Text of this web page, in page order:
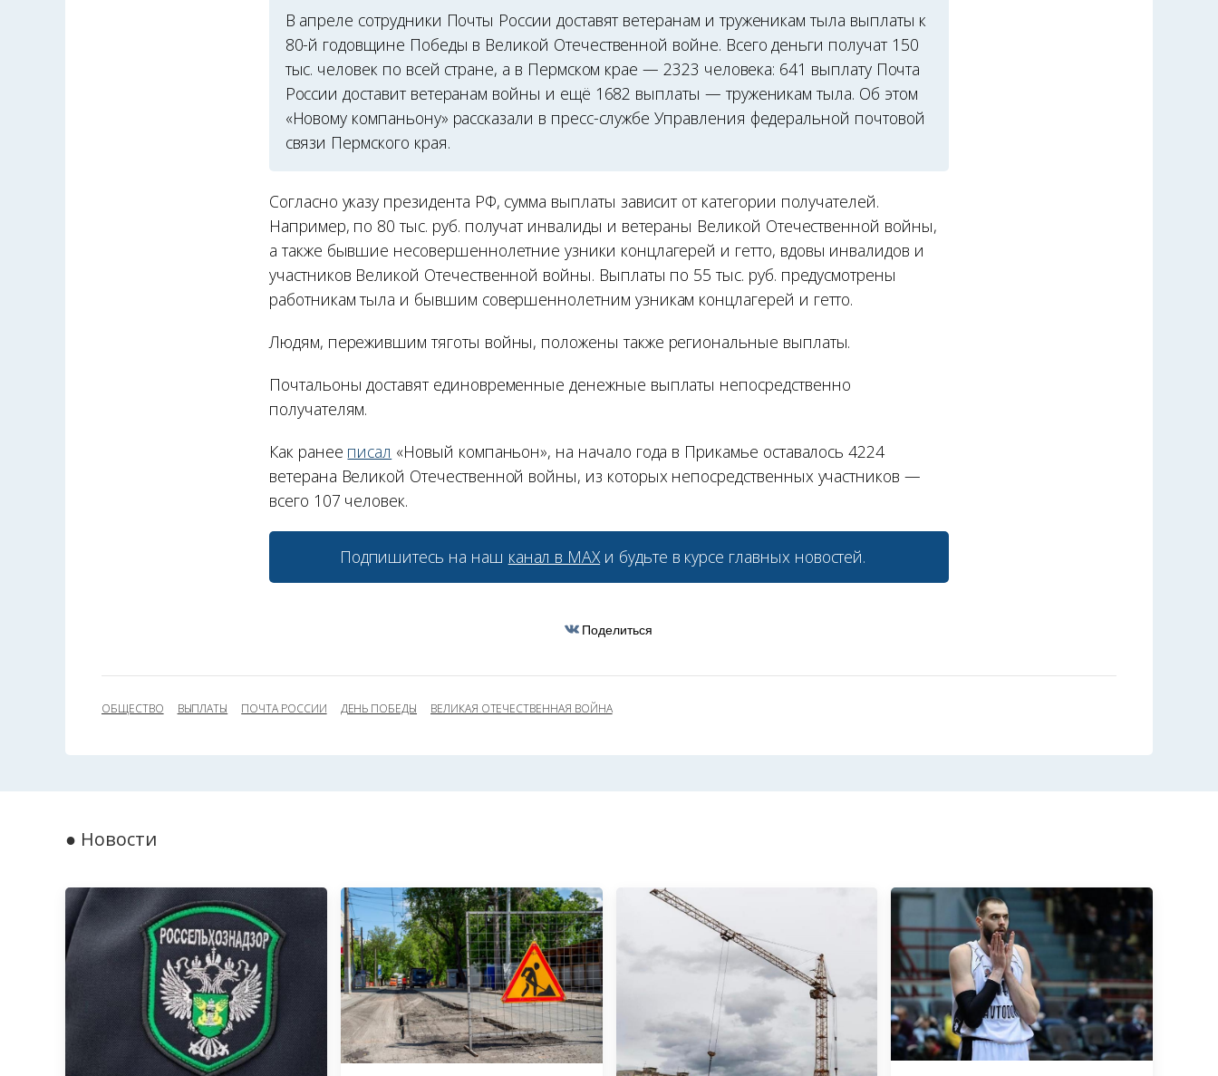
В апреле сотрудники Почты России доставят ветеранам и труженикам тыла выплаты к
80-й годовщине Победы в Великой Отечественной войне. Всего деньги получат 150
тыс. человек по всей стране, а в Пермском крае — 2323 человека: 641 выплату Почта
России доставит ветеранам войны и ещё 1682 выплаты — труженикам тыла. Об этом
«Новому компаньону» рассказали в пресс-службе Управления федеральной почтовой
связи Пермского края.
Согласно указу президента РФ, сумма выплаты зависит от категории получателей.
Например, по 80 тыс. руб. получат инвалиды и ветераны Великой Отечественной войны,
а также бывшие несовершеннолетние узники концлагерей и гетто, вдовы инвалидов и
участников Великой Отечественной войны. Выплаты по 55 тыс. руб. предусмотрены
работникам тыла и бывшим совершеннолетним узникам концлагерей и гетто.
Людям, пережившим тяготы войны, положены также региональные выплаты.
Почтальоны доставят единовременные денежные выплаты непосредственно
получателям.
Как ранее писал «Новый компаньон», на начало года в Прикамье оставалось 4224
ветерана Великой Отечественной войны, из которых непосредственных участников —
всего 107 человек.
Подпишитесь на наш канал в МАХи будьте в курсе главных новостей.
Поделиться
ОБЩЕСТВО ВЫПЛАТЫ ПОЧТА РОССИИ ДЕНЬ ПОБЕДЫ ВЕЛИКАЯ ОТЕЧЕСТВЕННАЯ ВОЙНА
● Новости